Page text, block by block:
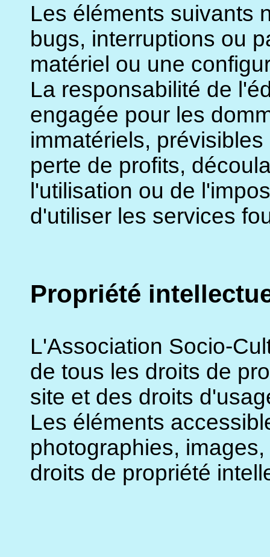
Les éléments suivants
bugs, interruptions ou
matériel ou une
La responsabilité de
engagée pour les
immatériels,
perte de profits,
l'utilisation ou de
d'utiliser les services
Propriété
L'Association Socio-
de tous les droits de
site et des droits
Les éléments
photographies,
droits de propriété